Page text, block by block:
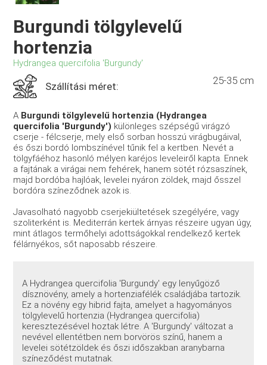
Burgundi tölgylevelű
hortenzia
Hydrangea quercifolia 'Burgundy'
Szállítási méret: 25-35 cm
A Burgundi tölgylevelű hortenzia (Hydrangea
quercifolia 'Burgundy') különleges szépségű virágzó
cserje - félcserje, mely első sorban hosszú virágbugáival,
és őszi bordó lombszínével tűnik fel a kertben. Nevét a
tölgyfáéhoz hasonló mélyen karéjos leveleiről kapta. Ennek
a fajtának a virágai nem fehérek, hanem sötét rózsaszínek,
majd bordóba hajlóak, levelei nyáron zöldek, majd ősszel
bordóra színeződnek azok is.
Javasolható nagyobb cserjekiültetések szegélyére, vagy
szoliterként is. Mediterrán kertek árnyas részeire ugyan úgy,
mint átlagos termőhelyi adottságokkal rendelkező kertek
félárnyékos, sőt naposabb részeire.
A Hydrangea quercifolia 'Burgundy' egy lenyűgöző
dísznövény, amely a hortenziafélék családjába tartozik.
Ez a növény egy hibrid fajta, amelyet a hagyományos
tölgylevelű hortenzia (Hydrangea quercifolia)
keresztezésével hoztak létre. A 'Burgundy' változat a
nevével ellentétben nem borvörös színű, hanem a
levelei sötétzöldek és őszi időszakban aranybarna
színeződést mutatnak.